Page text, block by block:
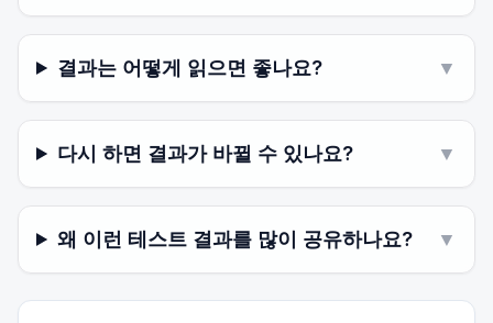
결과는 어떻게 읽으면 좋나요? ▼
다시 하면 결과가 바뀔 수 있나요? ▼
왜 이런 테스트 결과를 많이 공유하나요? ▼